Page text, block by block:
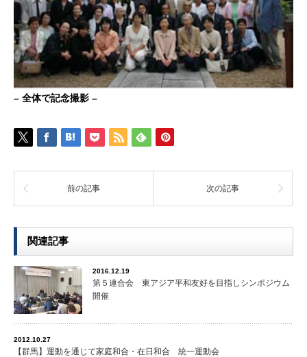
– 全体で記念撮影 –
前の記事 次の記事
関連記事
2016.12.19
第５連合会 東アジア平和友好を目指しシンポジウム
開催
2012.10.27
【群馬】運動を通じて家庭和合・在日和合 統一運動会